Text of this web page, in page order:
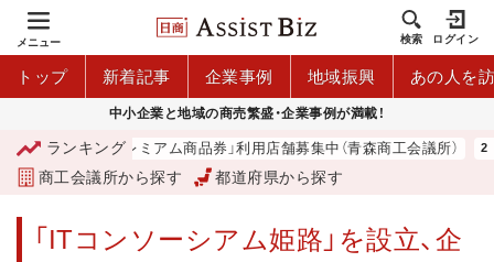
メニュー 検索 ログイン
トップ 新着記事 企業事例 地域振興 あの人を
中小企業と地域の商売繁盛・企業事例が満載！
ランキング
「青森市プレミアム商品券」利用店舗募集中（青森商工会議所）
商工会議所から探す 都道府県から探す
「ITコンソーシアム姫路」を設立、企